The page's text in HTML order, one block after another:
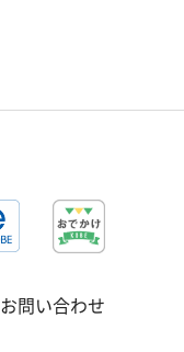
お問い合わせ